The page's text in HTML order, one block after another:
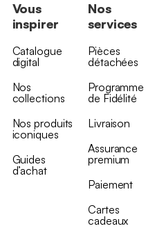
Vous
inspirer
Catalogue
digital
Nos
collections
Nos produits
iconiques
Guides
d’achat
Nos
services
Pièces
détachées
Programme
de Fidélité
Livraison
Assurance
premium
Paiement
Cartes
cadeaux